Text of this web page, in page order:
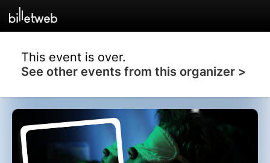
This event is over.
See other events from this organizer >